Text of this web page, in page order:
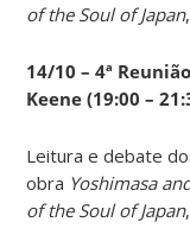
of the Soul of Japan
14/10 – 4ª
Keene (19:00 –
Leitura e debate
obra Yoshimasa
of the Soul of Japan